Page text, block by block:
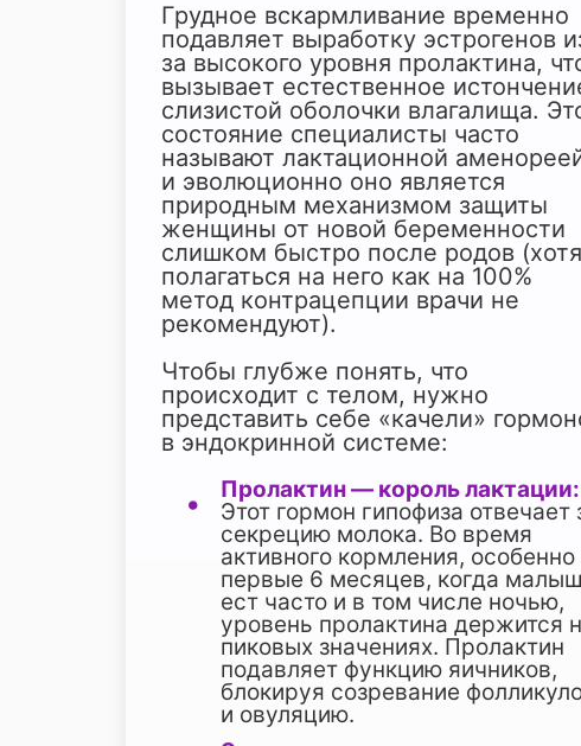
Грудное вскармливание временно
подавляет выработку эстрогенов
за высокого уровня пролактина,
вызывает естественное
слизистой оболочки влагалища.
состояние специалисты часто
называют лактационной
и эволюционно оно является
природным механизмом защиты
женщины от новой беременности
слишком быстро после родов (хотя
полагаться на него как на 100%
метод контрацепции врачи не
рекомендуют).
Чтобы глубже понять, что
происходит с телом, нужно
представить себе «качели»
в эндокринной системе:
Пролактин — король лактации:
Этот гормон гипофиза отвечает
секрецию молока. Во время
активного кормления, особенно
первые 6 месяцев, когда
ест часто и в том числе ночью,
уровень пролактина держится
пиковых значениях. Пролактин
подавляет функцию яичников,
блокируя созревание
и овуляцию.